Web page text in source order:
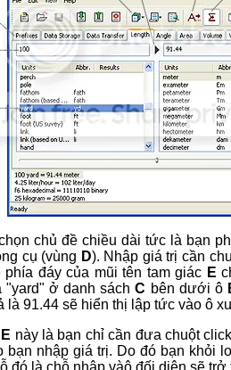
chủ đề chiều dài tức là bạn
cụ (vùng D). Nhập giá trị cần
đáy của mũi tên tam giác E
"yard" ở danh sáchC bên dưới ô
là 91.44 sẽ hiển thị lập tức vào ô
E này là bạn chỉ cần đưa chuột
bạn nhập giá trị. Do đó bạn khỏi
đó là chỗ nhập vàô đối diện sẽ trở